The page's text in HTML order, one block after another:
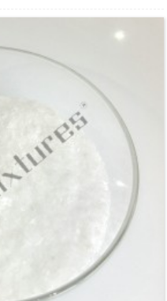
de longa distância.